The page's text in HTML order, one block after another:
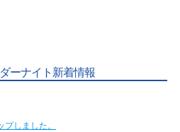
ーナイト新着情報
しました。